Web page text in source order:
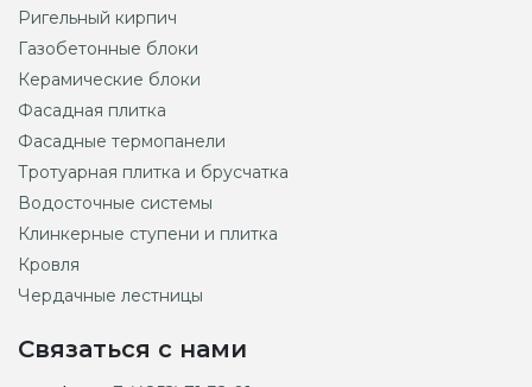
Ригельный кирпич
Газобетонные блоки
Керамические блоки
Фасадная плитка
Фасадные термопанели
Тротуарная плитка и брусчатка
Водосточные системы
Клинкерные ступени и плитка
Кровля
Чердачные лестницы
Связаться с нами